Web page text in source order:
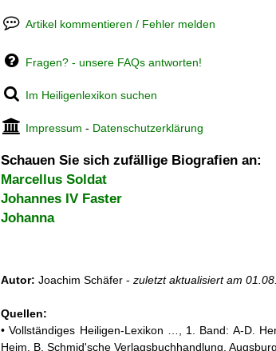
Artikel kommentieren / Fehler melden
Fragen? - unsere FAQs antworten!
Im Heiligenlexikon suchen
Impressum - Datenschutzerklärung
Schauen Sie sich zufällige Biografien an:
Marcellus Soldat
Johannes IV Faster
Johanna
Autor: Joachim Schäfer - zuletzt aktualisiert am
Quellen:
• Vollständiges Heiligen-Lexikon …, 1. Band: A-D.
Heim, B. Schmid'sche Verlagsbuchhandlung,